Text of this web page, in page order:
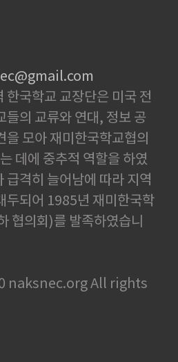
국학교 교장단은 미국 전
들의 교류와 연대, 정보 공
을 모아 재미한국학교협의
데에 중추적 역할을 하였
급격히 늘어남에 따라 지역
두되어 1985년 재미한국학
협의회)를 발족하였습니
naksnec.org All rights